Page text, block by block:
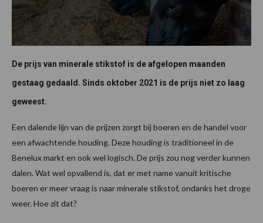
De prijs van minerale stikstof is de afgelopen maanden
gestaag gedaald. Sinds oktober 2021 is de prijs niet zo laag
geweest.
Een dalende lijn van de prijzen zorgt bij boeren en de handel voor
een afwachtende houding. Deze houding is traditioneel in de
Benelux markt en ook wel logisch. De prijs zou nog verder kunnen
dalen. Wat wel opvallend is, dat er met name vanuit kritische
boeren er meer vraag is naar minerale stikstof, ondanks het droge
weer. Hoe zit dat?